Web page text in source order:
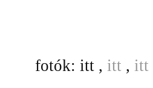
fotók: itt , itt , itt